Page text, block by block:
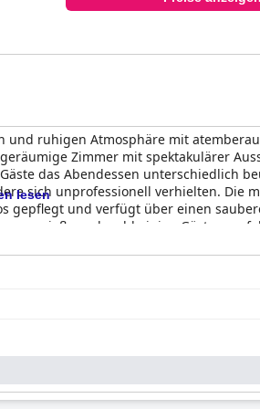
und ruhigen Atmosphäre mit
Zimmer mit spektakulärer
das Abendessen unterschiedlich
sich unprofessionell verhielten. Die
gepflegt und verfügt über einen
genießen, obwohl einige Gäste
mit einer Vielzahl von
Trotz einiger kleinerer Probleme
lesen